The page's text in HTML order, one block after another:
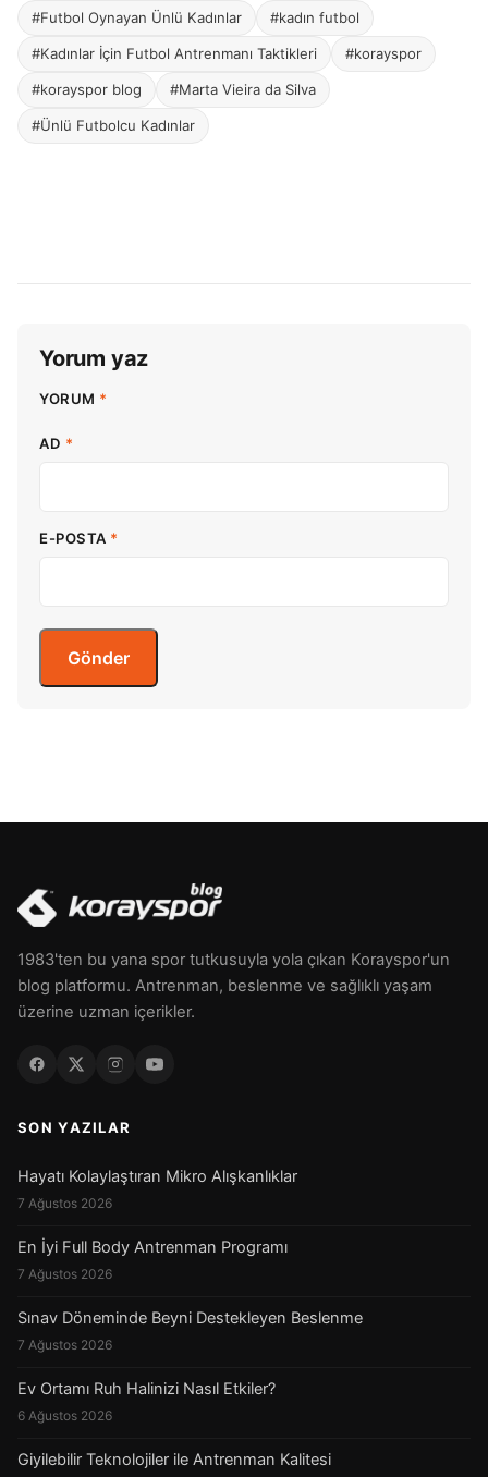
#Futbol Oynayan Ünlü Kadınlar #kadın futbol
#Kadınlar İçin Futbol Antrenmanı Taktikleri #korayspor
#korayspor blog #Marta Vieira da Silva
#Ünlü Futbolcu Kadınlar
Yorum yaz
YORUM *
AD *
E-POSTA *
1983'ten bu yana spor tutkusuyla yola çıkan Korayspor'un
blog platformu. Antrenman, beslenme ve sağlıklı yaşam
üzerine uzman içerikler.
SON YAZILAR
Hayatı Kolaylaştıran Mikro Alışkanlıklar
7 Ağustos 2026
En İyi Full Body Antrenman Programı
7 Ağustos 2026
Sınav Döneminde Beyni Destekleyen Beslenme
7 Ağustos 2026
Ev Ortamı Ruh Halinizi Nasıl Etkiler?
6 Ağustos 2026
Giyilebilir Teknolojiler ile Antrenman Kalitesi